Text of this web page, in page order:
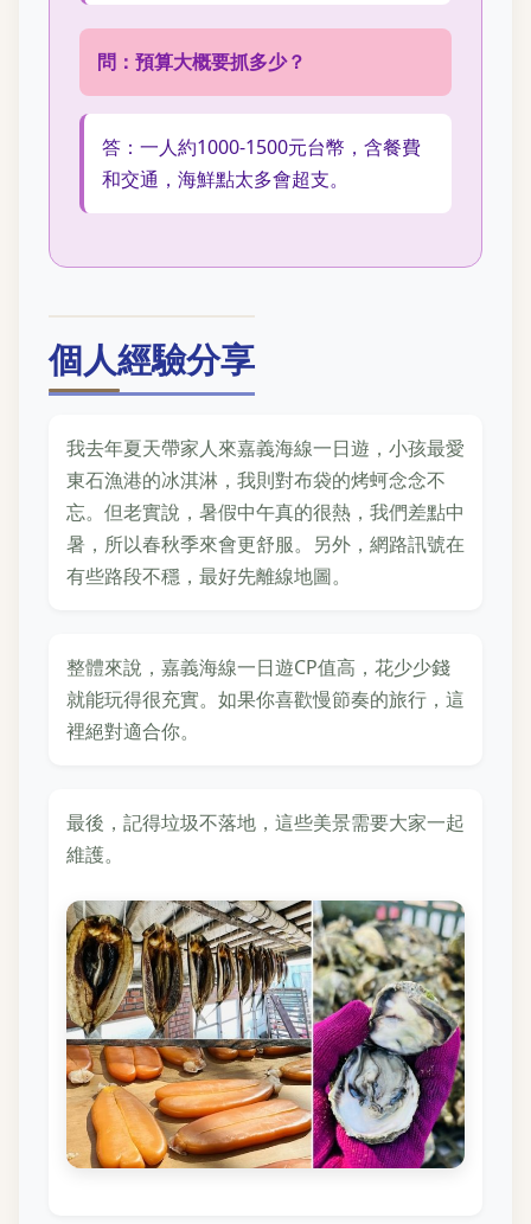
問：預算大概要抓多少？
答：一人約1000-1500元台幣，含餐費
和交通，海鮮點太多會超支。
個人經驗分享
我去年夏天帶家人來嘉義海線一日遊，小孩最愛
東石漁港的冰淇淋，我則對布袋的烤蚵念念不
忘。但老實說，暑假中午真的很熱，我們差點中
暑，所以春秋季來會更舒服。另外，網路訊號在
有些路段不穩，最好先離線地圖。
整體來說，嘉義海線一日遊CP值高，花少少錢
就能玩得很充實。如果你喜歡慢節奏的旅行，這
裡絕對適合你。
最後，記得垃圾不落地，這些美景需要大家一起
維護。